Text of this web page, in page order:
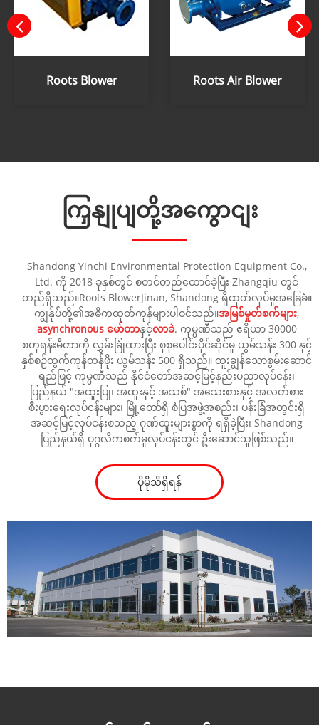
Roots Blower Roots Air Blower
ကြှနျုပျတို့အကွောငျး
Shandong Yinchi Environmental Protection Equipment Co.,
Ltd. ကို 2018 ခုနှစ်တွင် စတင်တည်ထောင်ခဲ့ပြီး Zhangqiu တွင်
တည်ရှိသည်။Roots BlowerJinan, Shandong ရှိထုတ်လုပ်မှုအခြေခံ။
ကျွန်ုပ်တို့၏အဓိကထုတ်ကုန်များပါဝင်သည်။အမြစ်မှုတ်စက်များ,
asynchronous မော်တာနှင့်လာခဲ. ကုမ္ပဏီသည် ဧရိယာ 30000
စတုရန်းမီတာကို လွှမ်းခြုံထားပြီး စုစုပေါင်းပိုင်ဆိုင်မှု ယွမ်သန်း 300 နှင့်
နှစ်စဉ်ထွက်ကုန်တန်ဖိုး ယွမ်သန်း 500 ရှိသည်။ ထူးချွန်သောစွမ်းဆောင်
ရည်ဖြင့် ကုမ္ပဏီသည် နိုင်ငံတော်အဆင့်မြင့်နည်းပညာလုပ်ငန်း၊
ပြည်နယ် "အထူးပြု၊ အထူးနှင့် အသစ်" အသေးစားနှင့် အလတ်စား
စီးပွားရေးလုပ်ငန်းများ၊ မြို့တော်ရှိ စံပြအဖွဲ့အစည်း၊ ပန်းခြံအတွင်းရှိ
အဆင့်မြင့်လုပ်ငန်းစသည့် ဂုဏ်ထူးများစွာကို ရရှိခဲ့ပြီး၊ Shandong
ပြည်နယ်ရှိ ပုဂ္ဂလိကစက်မှုလုပ်ငန်းတွင် ဦးဆောင်သူဖြစ်သည်။
ပိုမိုသိရှိရန်